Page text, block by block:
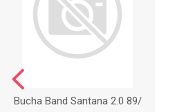
Bucha Band Santana 2.0 89/